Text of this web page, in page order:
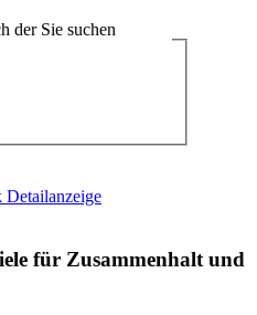
der Sie suchen
Detailanzeige
für Zusammenhalt und